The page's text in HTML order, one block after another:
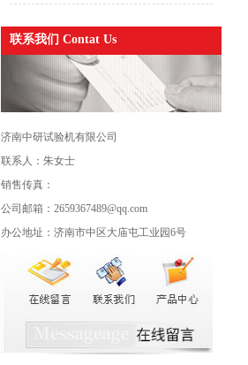
联系我们 Contat Us
济南中研试验机有限公司
联系人：朱女士
销售传真：
公司邮箱：2659367489@qq.com
办公地址：济南市中区大庙屯工业园6号